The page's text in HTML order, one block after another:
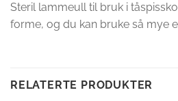
Steril lammeull til bruk i
forme, og du kan bruke så mye
RELATERTE PRODUKTER